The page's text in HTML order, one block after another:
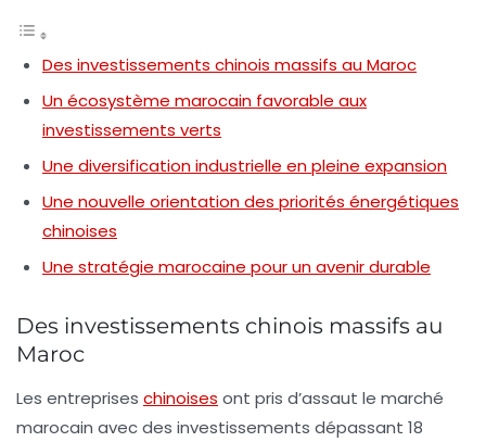
Des investissements chinois massifs au Maroc
Un écosystème marocain favorable aux
investissements verts
Une diversification industrielle en pleine expansion
Une nouvelle orientation des priorités énergétiques
chinoises
Une stratégie marocaine pour un avenir durable
Des investissements chinois massifs au
Maroc
Les entreprises chinoises ont pris d’assaut le marché
marocain avec des investissements dépassant 18